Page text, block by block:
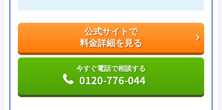
公式サイトで
料金詳細を見る
今すぐ電話で相談する
0120-190-084
公式サイトで
料金詳細を見る
今すぐ電話で相談する
0120-776-044